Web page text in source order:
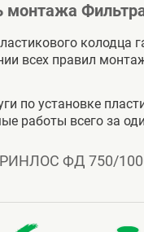
монтажа
колодца
всех правил
по установке
работы всего за
ФД 750/